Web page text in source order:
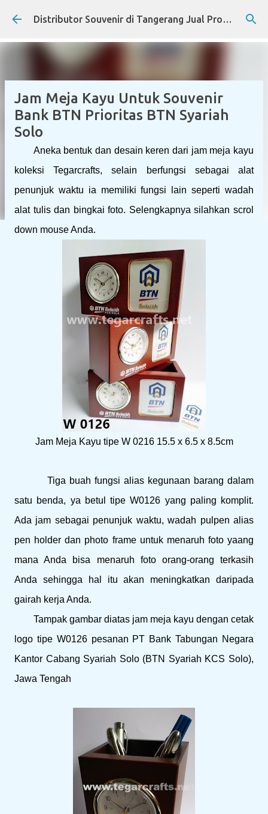
Skip to main content Distributor Souvenir di Tangerang Jual Produk Promosi Eksklusif Corporate dan Instansi Pemerintah
Jam Meja Kayu Untuk Souvenir
Bank BTN Prioritas BTN Syariah
Solo
Aneka bentuk dan desain keren dari jam meja kayu
koleksi Tegarcrafts, selain berfungsi sebagai alat
penunjuk waktu ia memiliki fungsi lain seperti wadah
alat tulis dan bingkai foto. Selengkapnya silahkan scrol
down mouse Anda.
Jam Meja Kayu tipe W 0216 15.5 x 6.5 x 8.5cm
Tiga buah fungsi alias kegunaan barang dalam
satu benda, ya betul tipe W0126 yang paling komplit.
Ada jam sebagai penunjuk waktu, wadah pulpen alias
pen holder dan photo frame untuk menaruh foto yaang
mana Anda bisa menaruh foto orang-orang terkasih
Anda sehingga hal itu akan meningkatkan daripada
gairah kerja Anda.
Tampak gambar diatas jam meja kayu dengan cetak
logo tipe W0126 pesanan PT Bank Tabungan Negara
Kantor Cabang Syariah Solo (BTN Syariah KCS Solo),
Jawa Tengah